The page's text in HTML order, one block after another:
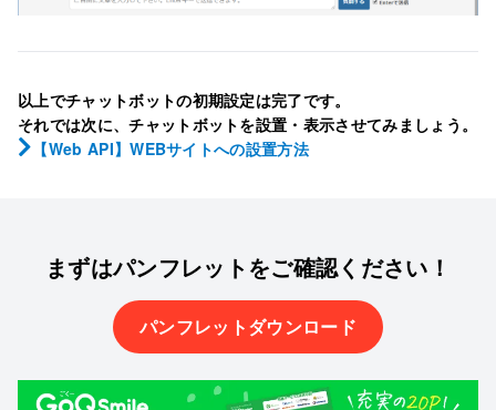
以上でチャットボットの初期設定は完了です。
それでは次に、チャットボットを設置・表示させてみましょう。
【Web API】WEBサイトへの設置方法
まずはパンフレットをご確認ください！
パンフレットダウンロード